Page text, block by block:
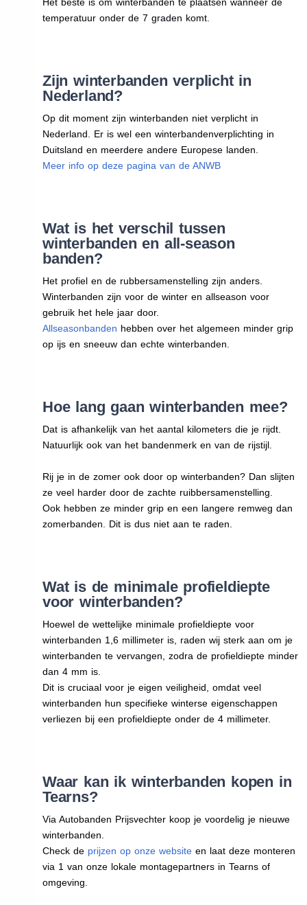
temperatuur onder de 7 graden komt.
Zijn winterbanden verplicht in
Nederland?
Op dit moment zijn winterbanden niet verplicht in
Nederland. Er is wel een winterbandenverplichting in
Duitsland en meerdere andere Europese landen.
Meer info op deze pagina van de ANWB
Wat is het verschil tussen
winterbanden en all-season
banden?
Het profiel en de rubbersamenstelling zijn anders.
Winterbanden zijn voor de winter en allseason voor
gebruik het hele jaar door.
Allseasonbanden hebben over het algemeen minder grip
op ijs en sneeuw dan echte winterbanden.
Hoe lang gaan winterbanden mee?
Dat is afhankelijk van het aantal kilometers die je rijdt.
Natuurlijk ook van het bandenmerk en van de rijstijl.
Rij je in de zomer ook door op winterbanden? Dan slijten
ze veel harder door de zachte ruibbersamenstelling.
Ook hebben ze minder grip en een langere remweg dan
zomerbanden. Dit is dus niet aan te raden.
Wat is de minimale profieldiepte
voor winterbanden?
Hoewel de wettelijke minimale profieldiepte voor
winterbanden 1,6 millimeter is, raden wij sterk aan om je
winterbanden te vervangen, zodra de profieldiepte minder
dan 4 mm is.
Dit is cruciaal voor je eigen veiligheid, omdat veel
winterbanden hun specifieke winterse eigenschappen
verliezen bij een profieldiepte onder de 4 millimeter.
Waar kan ik winterbanden kopen in
Tearns?
Via Autobanden Prijsvechter koop je voordelig je nieuwe
winterbanden.
Check de prijzen op onze websiteen laat deze monteren
via 1 van onze lokale montagepartners in Tearns of
omgeving.